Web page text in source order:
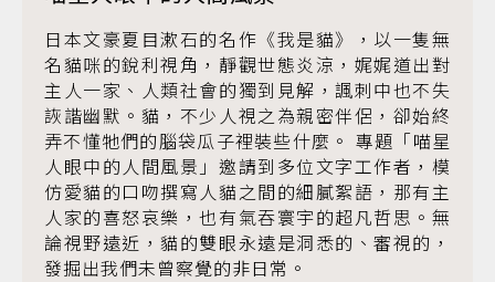
日本文豪夏目漱石的名作《我是貓》，以一隻無
名貓咪的銳利視角，靜觀世態炎涼，娓娓道出對
主人一家、人類社會的獨到見解，諷刺中也不失
詼諧幽默。貓，不少人視之為親密伴侶，卻始終
弄不懂牠們的腦袋瓜子裡裝些什麼。 專題「喵星
人眼中的人間風景」邀請到多位文字工作者，模
仿愛貓的口吻撰寫人貓之間的細膩絮語，那有主
人家的喜怒哀樂，也有氣吞寰宇的超凡哲思。無
論視野遠近，貓的雙眼永遠是洞悉的、審視的，
發掘出我們未曾察覺的非日常。